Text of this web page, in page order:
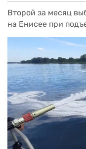
Второй за месяц
на Енисее при